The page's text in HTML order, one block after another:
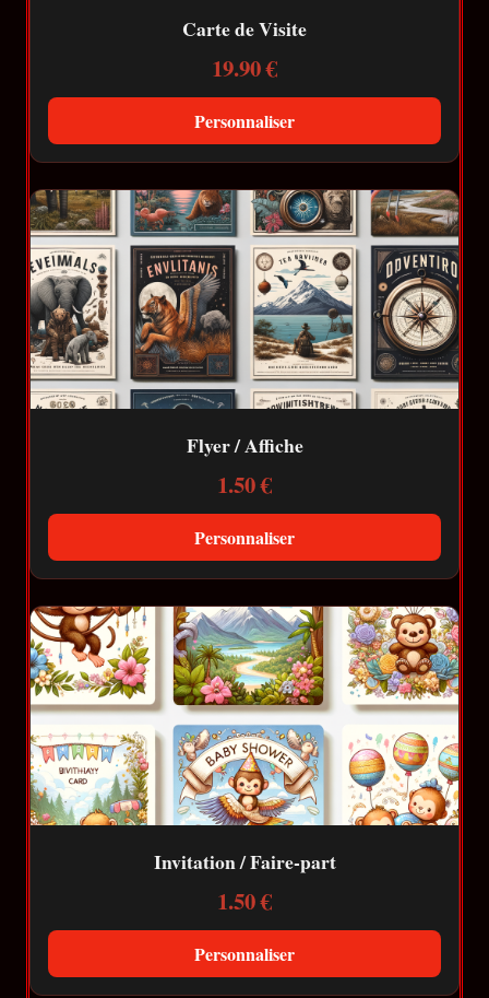
Carte de Visite
19.90 €
Personnaliser
Flyer / Affiche
1.50 €
Personnaliser
Invitation / Faire-part
1.50 €
Personnaliser